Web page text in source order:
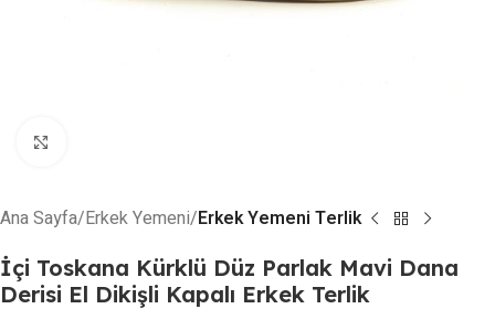
Ana Sayfa Erkek Yemeni Erkek Yemeni Terlik
İçi Toskana Kürklü Düz Parlak Mavi Dana
Derisi El Dikişli Kapalı Erkek Terlik